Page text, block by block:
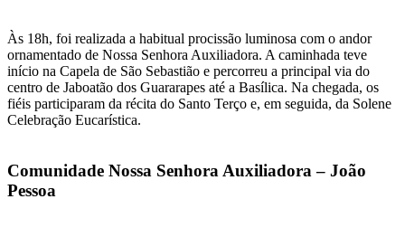
Às 18h, foi realizada a habitual procissão luminosa com o andor
ornamentado de Nossa Senhora Auxiliadora. A caminhada teve
início na Capela de São Sebastião e percorreu a principal via do
centro de Jaboatão dos Guararapes até a Basílica. Na chegada, os
fiéis participaram da récita do Santo Terço e, em seguida, da Solene
Celebração Eucarística.
Comunidade Nossa Senhora Auxiliadora – João
Pessoa